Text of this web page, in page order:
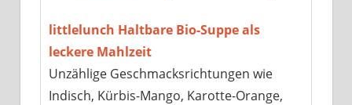
littlelunch Haltbare Bio-Suppe als
leckere Mahlzeit
Unzählige Geschmacksrichtungen wie
Indisch, Kürbis-Mango, Karotte-Orange,